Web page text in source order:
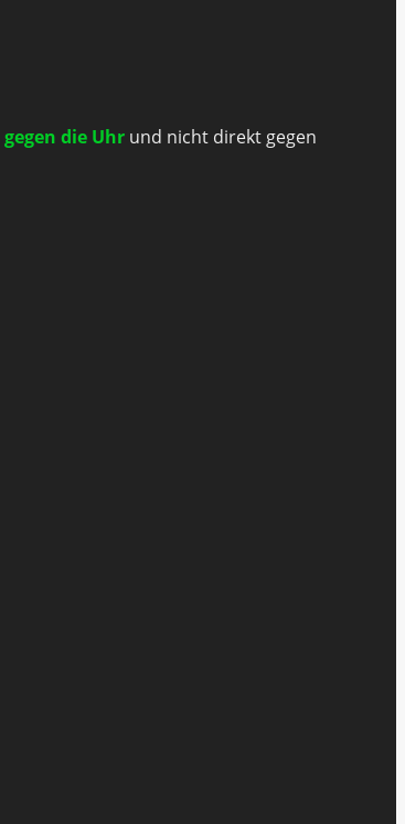
gegen die Uhr und nicht direkt gegen